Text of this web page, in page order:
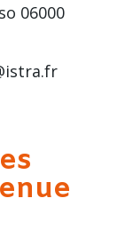
06000